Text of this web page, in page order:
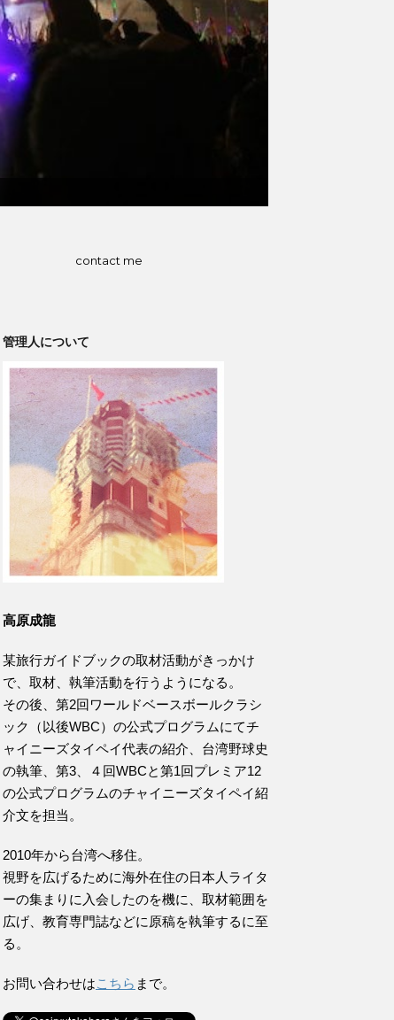
contact me
管理人について
高原成龍
某旅行ガイドブックの取材活動がきっかけ
で、取材、執筆活動を行うようになる。
その後、第2回ワールドベースボールクラシ
ック（以後WBC）の公式プログラムにてチ
ャイニーズタイペイ代表の紹介、台湾野球史
の執筆、第3、４回WBCと第1回プレミア12
の公式プログラムのチャイニーズタイペイ紹
介文を担当。
2010年から台湾へ移住。
視野を広げるために海外在住の日本人ライタ
ーの集まりに入会したのを機に、取材範囲を
広げ、教育専門誌などに原稿を執筆するに至
る。
お問い合わせはこちら まで。